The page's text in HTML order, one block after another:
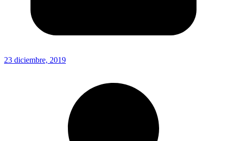
23 diciembre, 2019